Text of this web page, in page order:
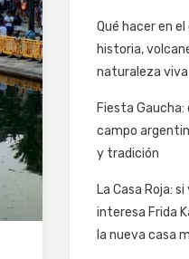
Qué hacer en
historia,
naturaleza viva
Fiesta Gaucha:
campo
y tradición
La Casa Roja:
interesa Frida
la nueva casa